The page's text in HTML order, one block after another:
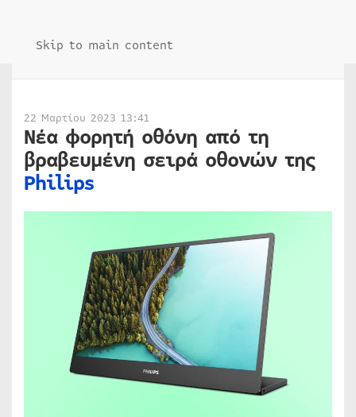
Skip to main content
22 Μαρτίου 2023 13:41
Νέα φορητή oθόνη από τη
βραβευμένη σειρά οθονών της
Philips